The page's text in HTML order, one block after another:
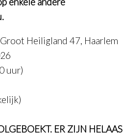
Heiligland 47, Haarlem
uur)
ER ZIJN HELAAS